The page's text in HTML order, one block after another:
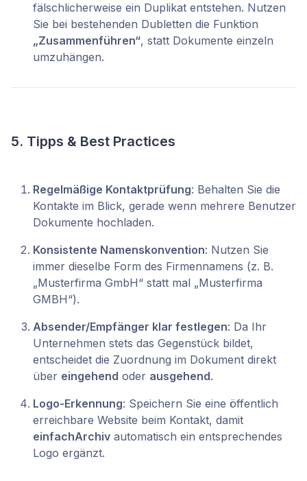
fälschlicherweise ein Duplikat entstehen. Nutzen
Sie bei bestehenden Dubletten die Funktion
„Zusammenführen“, statt Dokumente einzeln
umzuhängen.
5. Tipps & Best Practices
Regelmäßige Kontaktprüfung: Behalten Sie die
Kontakte im Blick, gerade wenn mehrere Benutzer
Dokumente hochladen.
Konsistente Namenskonvention: Nutzen Sie
immer dieselbe Form des Firmennamens (z. B.
„Musterfirma GmbH“ statt mal „Musterfirma
GMBH“).
Absender/Empfänger klar festlegen: Da Ihr
Unternehmen stets das Gegenstück bildet,
entscheidet die Zuordnung im Dokument direkt
über eingehend oder ausgehend.
Logo-Erkennung: Speichern Sie eine öffentlich
erreichbare Website beim Kontakt, damit
einfachArchiv automatisch ein entsprechendes
Logo ergänzt.